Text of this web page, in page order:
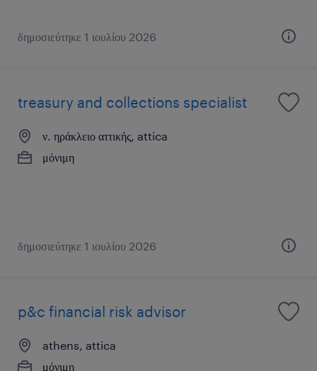
δημοσιεύτηκε 1 ιουλίου 2026
treasury and collections specialist
ν. ηράκλειο αττικής, attica
μόνιμη
δημοσιεύτηκε 1 ιουλίου 2026
p&c financial risk advisor
athens, attica
μόνιμη